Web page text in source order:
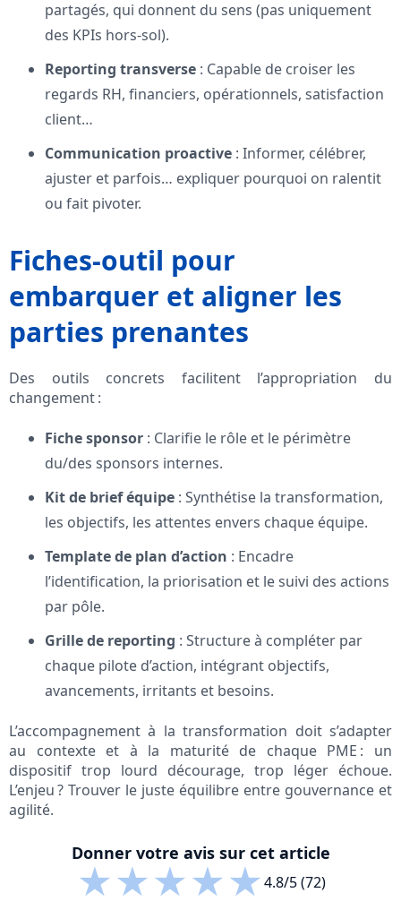
partagés, qui donnent du sens (pas uniquement
des KPIs hors-sol).
Reporting transverse : Capable de croiser les
regards RH, financiers, opérationnels, satisfaction
client…
Communication proactive : Informer, célébrer,
ajuster et parfois… expliquer pourquoi on ralentit
ou fait pivoter.
Fiches-outil pour
embarquer et aligner les
parties prenantes
Des outils concrets facilitent l’appropriation du
changement :
Fiche sponsor : Clarifie le rôle et le périmètre
du/des sponsors internes.
Kit de brief équipe : Synthétise la transformation,
les objectifs, les attentes envers chaque équipe.
Template de plan d’action : Encadre
l’identification, la priorisation et le suivi des actions
par pôle.
Grille de reporting : Structure à compléter par
chaque pilote d’action, intégrant objectifs,
avancements, irritants et besoins.
L’accompagnement à la transformation doit s’adapter
au contexte et à la maturité de chaque PME : un
dispositif trop lourd décourage, trop léger échoue.
L’enjeu ? Trouver le juste équilibre entre gouvernance et
agilité.
Donner votre avis sur cet article
★★★★★4.8/5 (72)